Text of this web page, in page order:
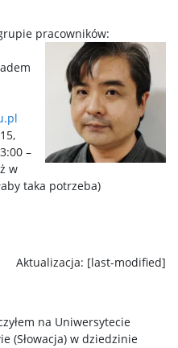
pracowników:
–
w
taka potrzeba)
Aktualizacja: [last-modified]
na Uniwersytecie
(Słowacja) w dziedzinie